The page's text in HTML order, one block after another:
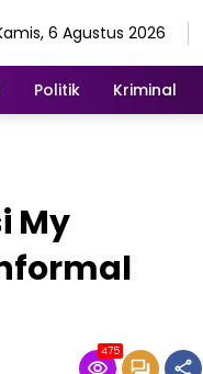
6 Agustus 2026
Politik Kriminal
My
475